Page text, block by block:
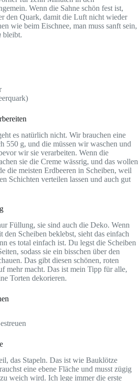
Wenn die Sahne schön fest ist,
den Quark, damit die Luft nicht wieder
wie beim Eischnee, man muss sanft sein,
bleibt.
es natürlich nicht. Wir brauchen eine
550 g, und die müssen wir waschen und
wir sie verarbeiten. Wenn die
sie die Creme wässrig, und das wollen
die meisten Erdbeeren in Scheiben, weil
Schichten verteilen lassen und auch gut
Füllung, sie sind auch die Deko. Wenn
Scheiben beklebst, sieht das einfach
es total einfach ist. Du legst die Scheiben
sodass sie ein bisschen über den
Das gibt diesen schönen, roten
mehr macht. Das ist mein Tipp für alle,
Torten dekorieren.
das Stapeln. Das ist wie Bauklötze
eine ebene Fläche und musst zügig
weich wird. Ich lege immer die erste